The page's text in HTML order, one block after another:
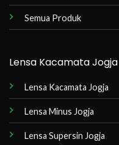
Semua Produk
Lensa Kacamata Jogja
Lensa Kacamata Jogja
Lensa Minus Jogja
Lensa Supersin Jogja